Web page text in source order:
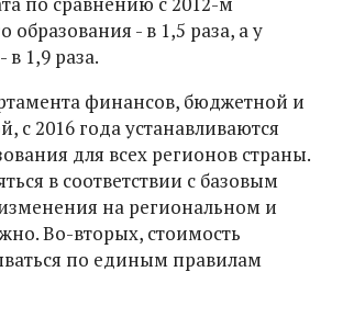
образования - в 1,5 раза, а у
1,9 раза.
финансов, бюджетной и
2016 года устанавливаются
для всех регионов страны.
в соответствии с базовым
на региональном и
Во-вторых, стоимость
по единым правилам